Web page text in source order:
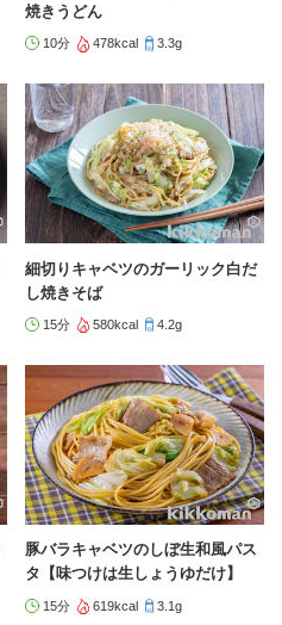
焼きうどん
10分 478kcal 3.3g
細切りキャベツのガーリック白だ
し焼きそば
15分 580kcal 4.2g
豚バラキャベツのしぼ生和風パス
タ【味つけは生しょうゆだけ】
15分 619kcal 3.1g